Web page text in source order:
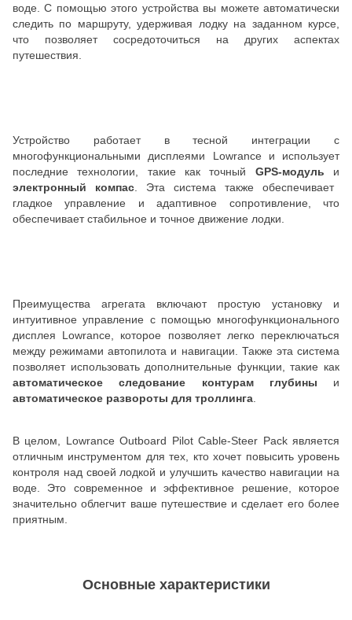
воде. С помощью этого устройства вы можете автоматически
следить по маршруту, удерживая лодку на заданном курсе,
что позволяет сосредоточиться на других аспектах
путешествия.
Устройство работает в тесной интеграции с
многофункциональными дисплеями Lowrance и использует
последние технологии, такие как точный GPS-модуль и
электронный компас . Эта система также обеспечивает
гладкое управление и адаптивное сопротивление, что
обеспечивает стабильное и точное движение лодки.
Преимущества агрегата включают простую установку и
интуитивное управление с помощью многофункционального
дисплея Lowrance, которое позволяет легко переключаться
между режимами автопилота и навигации. Также эта система
позволяет использовать дополнительные функции, такие как
автоматическое следование контурам глубины и
автоматическое развороты для троллинга
В целом, Lowrance Outboard Pilot Cable-Steer Pack является
отличным инструментом для тех, кто хочет повысить уровень
контроля над своей лодкой и улучшить качество навигации на
воде. Это современное и эффективное решение, которое
значительно облегчит ваше путешествие и сделает его более
приятным.
Основные характеристики